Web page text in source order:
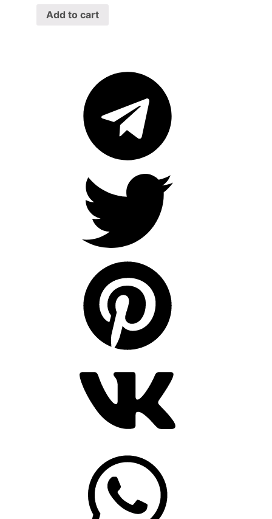
Add to cart